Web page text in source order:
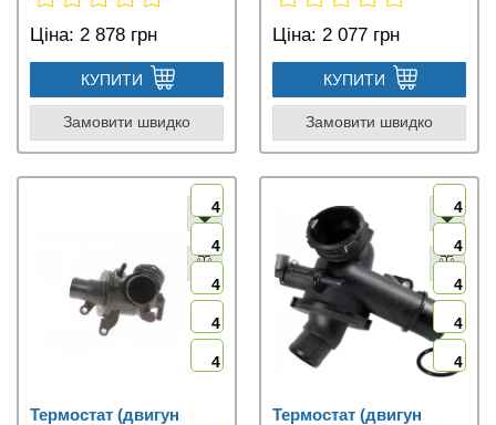
Ціна: 2 878 грн
КУПИТИ
Замовити швидко
Ціна: 2 077 грн
КУПИТИ
Замовити швидко
4
4
4
4
4
Термостат (двигун
4
4
4
4
4
Термостат (двигун